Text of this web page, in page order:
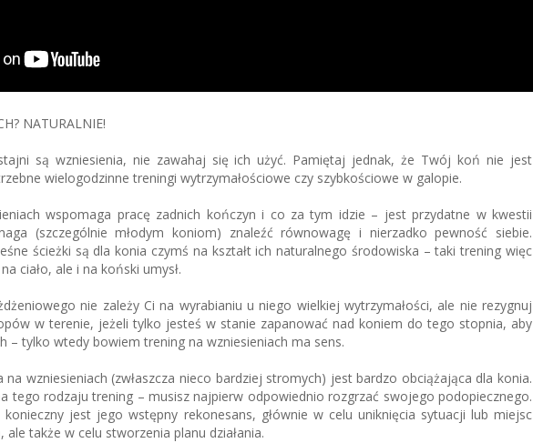
NATURALNIE!
są wzniesienia, nie zawahaj się ich użyć. Pamiętaj jednak, że Twój koń nie jest
wielogodzinne treningi wytrzymałościowe czy szybkościowe w galopie.
wspomaga pracę zadnich kończyn i co za tym idzie – jest przydatne w kwestii
(szczególnie młodym koniom) znaleźć równowagę i nierzadko pewność siebie.
ścieżki są dla konia czymś na kształt ich naturalnego środowiska – taki trening więc
ciało, ale i na koński umysł.
nie zależy Ci na wyrabianiu u niego wielkiej wytrzymałości, ale nie rezygnuj
w terenie, jeżeli tylko jesteś w stanie zapanować nad koniem do tego stopnia, aby
– tylko wtedy bowiem trening na wzniesieniach ma sens.
wzniesieniach (zwłaszcza nieco bardziej stromych) jest bardzo obciążająca dla konia.
tego rodzaju trening – musisz najpierw odpowiednio rozgrzać swojego podopiecznego.
jest jego wstępny rekonesans, głównie w celu uniknięcia sytuacji lub miejsc
ale także w celu stworzenia planu działania.